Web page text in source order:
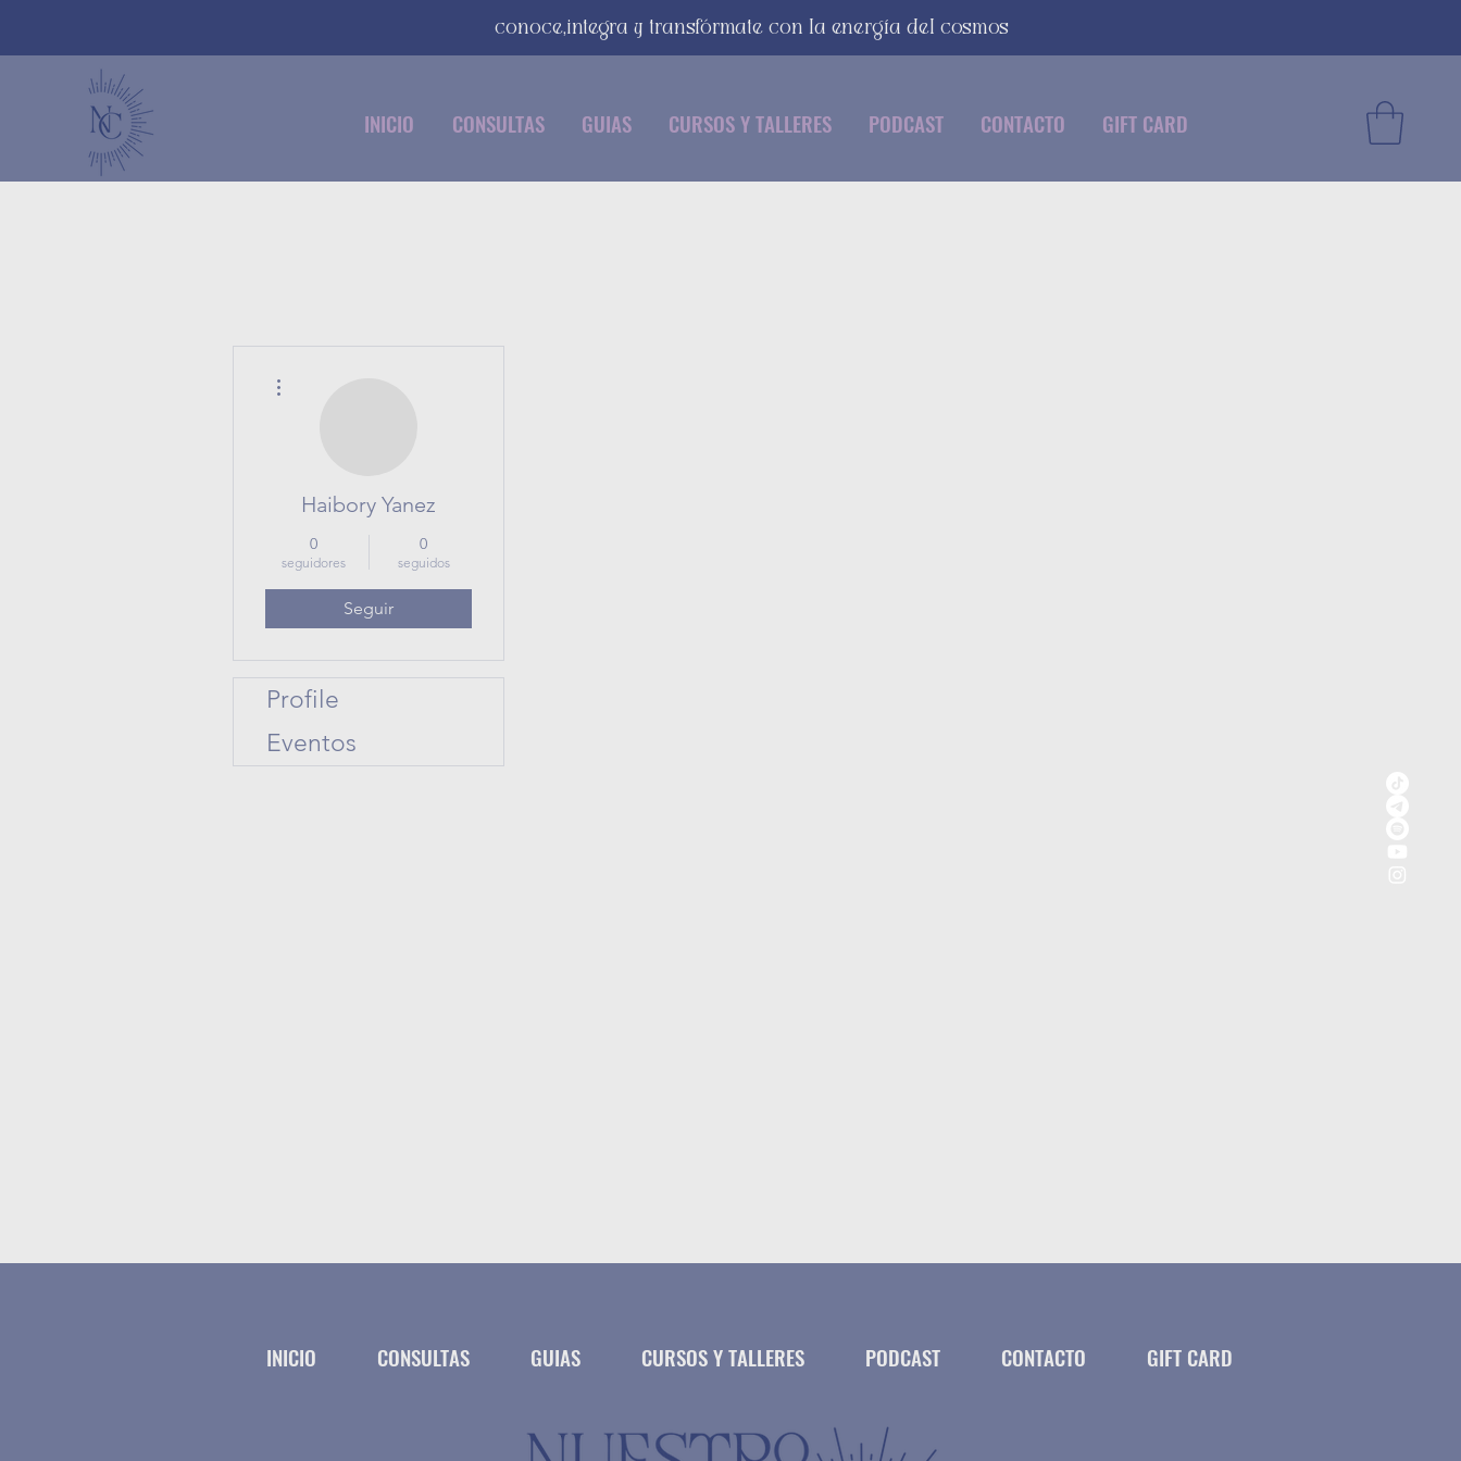
conoce,integra y transfórmate con la energía del cosmos
INICIO CONSULTAS GUIAS CURSOS Y TALLERES PODCAST CONTACTO GIFT CARD
Haibory Yanez
0
seguidores
0
seguidos
Seguir
Profile
Eventos
INICIO CONSULTAS GUIAS CURSOS Y TALLERES PODCAST CONTACTO GIFT CARD